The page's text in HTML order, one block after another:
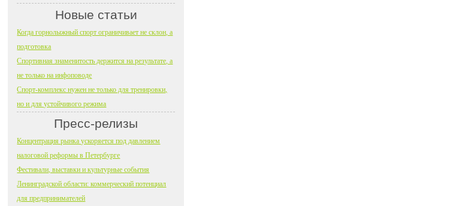
Новые статьи
Когда горнолыжный спорт ограничивает не склон, а
подготовка
Спортивная знаменитость держится на результате, а
не только на инфоповоде
Спорт-комплекс нужен не только для тренировки,
но и для устойчивого режима
Пресс-релизы
Концентрация рынка ускоряется под давлением
налоговой реформы в Петербурге
Фестивали, выставки и культурные события
Ленинградской области: коммерческий потенциал
для предпринимателей